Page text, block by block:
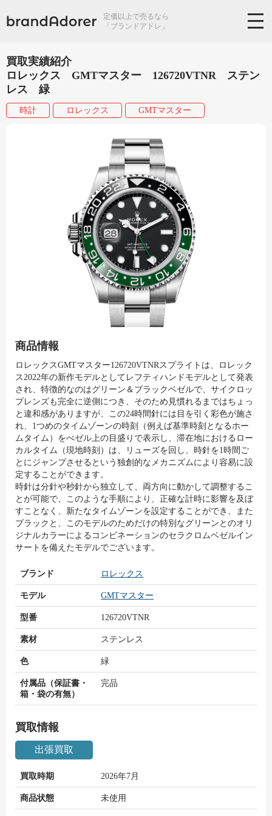
定価以上で売るなら
「ブランドアドレ」
買取実績紹介
ロレックス GMTマスター 126720VTNR ステン
レス 緑
時計 ロレックス GMTマスター
商品情報
ロレックスGMTマスター126720VTNRスプライトは、ロレック
ス2022年の新作モデルとしてレフティハンドモデルとして発表
され、特徴的なのはグリーン＆ブラックベゼルで、サイクロッ
プレンズも完全に逆側につき、そのため見慣れるまではちょっ
と違和感がありますが、この24時間針には目を引く彩色が施さ
れ、1つめのタイムゾーンの時刻（例えば基準時刻となるホー
ムタイム）をべゼル上の目盛りで表示し、滞在地におけるロー
カルタイム（現地時刻）は、リューズを回し、時針を1時間ご
とにジャンプさせるという独創的なメカニズムにより容易に設
定することができます。
時針は分針や秒針から独立して、両方向に動かして調整するこ
とが可能で、このような手順により、正確な計時に影響を及ぼ
すことなく、新たなタイムゾーンを設定することができ、また
ブラックと、このモデルのためだけの特別なグリーンとのオリ
ジナルカラーによるコンビネーションのセラクロムベゼルイン
サートを備えたモデルでございます。
ブランド ロレックス
モデル GMTマスター
型番 126720VTNR
素材 ステンレス
色 緑
付属品（保証書・
箱・袋の有無）
完品
買取情報
出張買取
買取時期 2026年7月
商品状態 未使用